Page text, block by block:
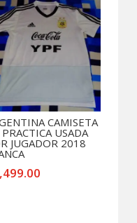
CAMISETA
USADA
JUGADOR 2018